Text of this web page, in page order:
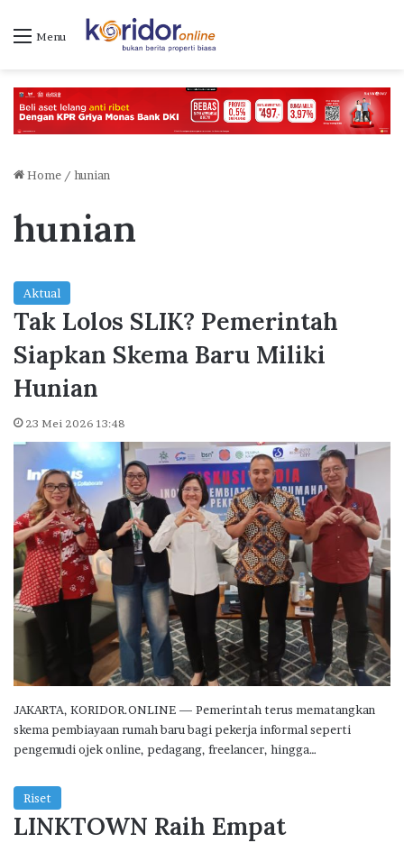
Menu
Home / hunian
hunian
Aktual
Tak Lolos SLIK? Pemerintah
Siapkan Skema Baru Miliki
Hunian
23 Mei 2026 13:48
JAKARTA, KORIDOR.ONLINE — Pemerintah terus mematangkan
skema pembiayaan rumah baru bagi pekerja informal seperti
pengemudi ojek online, pedagang, freelancer, hingga…
Riset
LINKTOWN Raih Empat